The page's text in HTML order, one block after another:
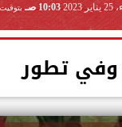
2023 10:03 صـ
وفي تطور